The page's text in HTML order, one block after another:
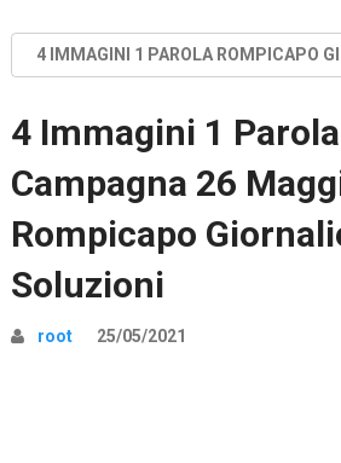
4 IMMAGINI 1 PAROLA ROMPICAPO
4 Immagini 1
Campagna 26
Rompicapo
Soluzioni
root 25/05/2021